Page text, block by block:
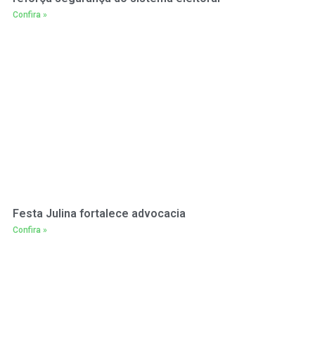
Confira »
Festa Julina fortalece advocacia
Confira »